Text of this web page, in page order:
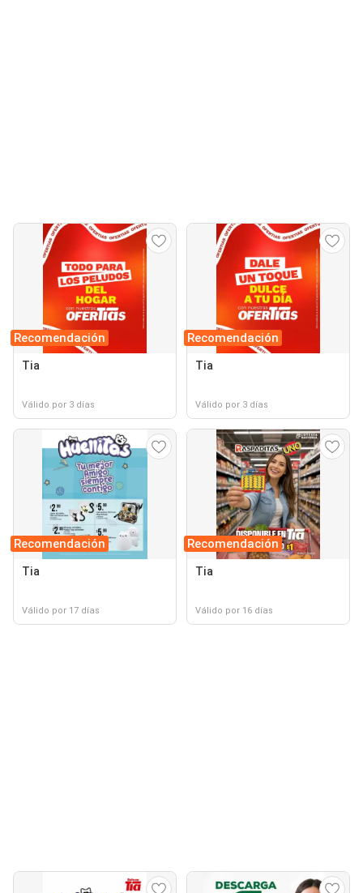
Recomendación
Tia
Válido por 3 días
Recomendación
Tia
Válido por 3 días
Recomendación
Tia
Válido por 17 días
Recomendación
Tia
Válido por 16 días